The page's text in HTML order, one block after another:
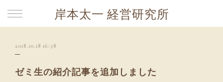
岸本太一 経営研究所
2018.10.18 16:38
ゼミ生の紹介記事を追加しました